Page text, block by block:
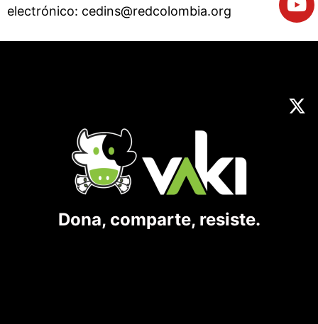
electrónico: cedins@redcolombia.org
Dona, comparte, resiste.